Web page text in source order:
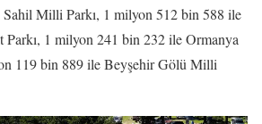
Milli Parkı, 1 milyon 512 bin 588 ile
Parkı, 1 milyon 241 bin 232 ile Ormanya
119 bin 889 ile Beyşehir Gölü Milli